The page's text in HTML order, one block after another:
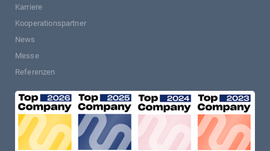
Karriere
Kooperationspartner
News
Messe
Referenzen